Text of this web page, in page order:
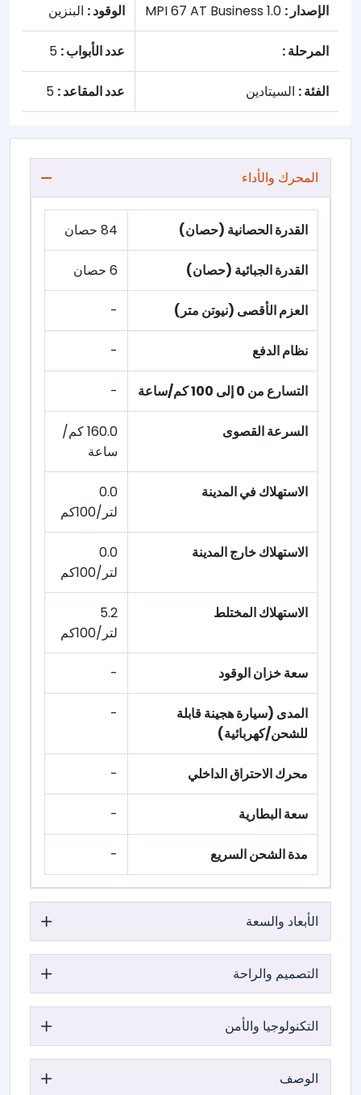
الإصدار : الوقود : البنزين
المرحلة : عدد الأبواب :
الفئة : السيتادين عدد المقاعد :
المحرك والأداء
القدرة الحصانية (حصان) 84 حصان
القدرة الجبائية (حصان) 6 حصان
العزم الأقصى (نيوتن متر) -
نظام الدفع -
التسارع من 0 إلى 100 كم/ساعة -
السرعة القصوى
160.0 كم/
ساعة
الاستهلاك في المدينة
0.0
لتر/100كم
الاستهلاك خارج المدينة
0.0
لتر/100كم
الاستهلاك المختلط
5.2
لتر/100كم
سعة خزان الوقود -
المدى (سيارة هجينة قابلة
للشحن/كهربائية)
-
محرك الاحتراق الداخلي -
سعة البطارية -
مدة الشحن السريع -
الأبعاد والسعة
التصميم والراحة
التكنولوجيا والأمن
الوصف